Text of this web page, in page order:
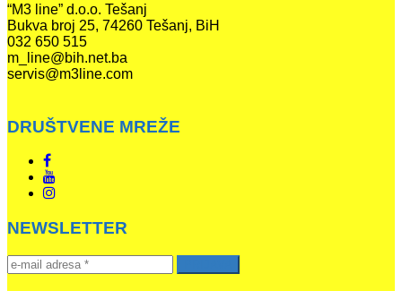
“M3 line” d.o.o. Tešanj
Bukva broj 25, 74260 Tešanj, BiH
032 650 515
m_line@bih.net.ba
servis@m3line.com
DRUŠTVENE MREŽE
NEWSLETTER